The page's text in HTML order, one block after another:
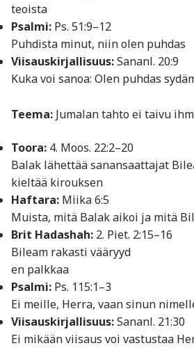
teoista
Psalmi: Ps. 51:9–12
Puhdista minut, niin olen puhdas
Viisauskirjallisuus:Sananl. 20:9
Kuka voi sanoa: Olen puhdas
Teema: Jumalan tahto ei taivu
Toora: 4. Moos. 22:2–20
Balak lähettää sanansaattajat
kieltää kirouksen
Haftara: Miika 6:5
Muista, mitä Balak aikoi ja mitä
Brit Hadashah: 2. Piet. 2:15–16
Bileam rakasti vääryyd
en palkkaa
Psalmi: Ps. 115:1–3
Ei meille, Herra, vaan sinun
Viisauskirjallisuus:Sananl. 21:30
Ei mikään viisaus voi vastustaa